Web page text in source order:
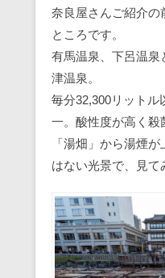
奈良屋さんご紹介の
ところです。
有馬温泉、下呂温泉
津温泉。
毎分32,300リットル
一。酸性度が高く殺
「湯畑」から湯煙
はない光景で、見て